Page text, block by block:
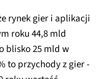
rynek gier i aplikacji
roku 44,8 mld
blisko 25 mld w
to przychody z gier -